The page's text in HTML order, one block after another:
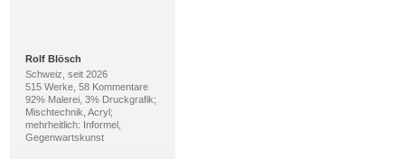
Rolf Blösch
Schweiz, seit 2026
515 Werke, 58 Kommentare
92% Malerei, 3% Druckgrafik;
Mischtechnik, Acryl;
mehrheitlich: Informel,
Gegenwartskunst